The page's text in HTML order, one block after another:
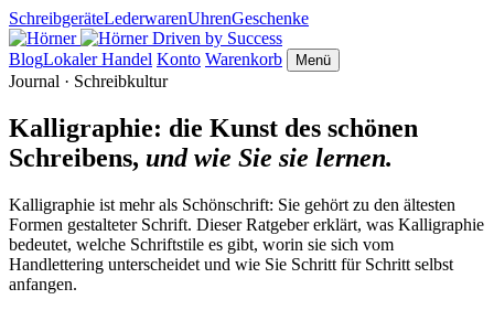
SchreibgeräteLederwarenUhrenGeschenke
Driven by Success
BlogLokaler Handel Konto Warenkorb Menü
Journal · Schreibkultur
Kalligraphie: die Kunst des schönen
Schreibens, und wie Sie sie lernen.
Kalligraphie ist mehr als Schönschrift: Sie gehört zu den ältesten
Formen gestalteter Schrift. Dieser Ratgeber erklärt, was Kalligraphie
bedeutet, welche Schriftstile es gibt, worin sie sich vom
Handlettering unterscheidet und wie Sie Schritt für Schritt selbst
anfangen.